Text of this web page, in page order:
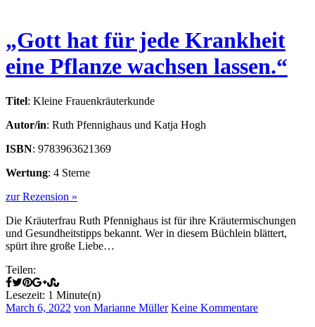
„Gott hat für jede Krankheit
eine Pflanze wachsen lassen.“
Titel: Kleine Frauenkräuterkunde
Autor/in: Ruth Pfennighaus und Katja Hogh
ISBN: 9783963621369
Wertung: 4 Sterne
zur Rezension »
Die Kräuterfrau Ruth Pfennighaus ist für ihre Kräutermischungen
und Gesundheitstipps bekannt. Wer in diesem Büchlein blättert,
spürt ihre große Liebe…
Teilen:
Lesezeit: 1 Minute(n)
March 6, 2022 von Marianne Müller Keine Kommentare